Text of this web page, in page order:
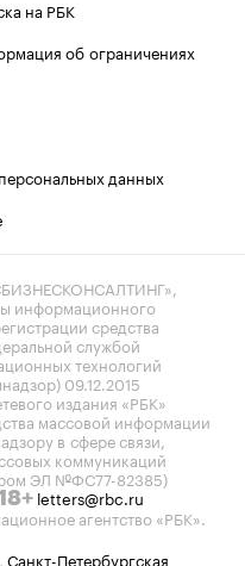
на РБК
об ограничениях
данных
информационного
средства
службой
технологий
09.12.2015
издания «РБК»
массовой информации
в сфере связи,
коммуникаций
ЭЛ №ФС77-82385)
letters@rbc.ru
агентство «РБК».
, Санкт-Петербургская